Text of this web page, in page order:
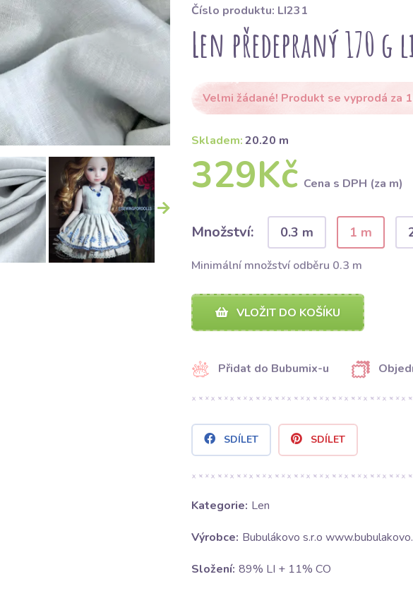
Číslo produktu: LI231
Len předepraný 170
Velmi žádané! Produkt se vyprodá za
Skladem:20.20 m
329Kč Cena s DPH (za m)
Množství: 0.3 m 1 m
Minimální množství odběru 0.3 m
VLOŽIT DO KOŠÍKU
Přidat do Bubumix-u
SDÍLET SDÍLET
Kategorie: Len
Výrobce: Bubulákovo s.r.o
Složení: 89% LI + 11% CO